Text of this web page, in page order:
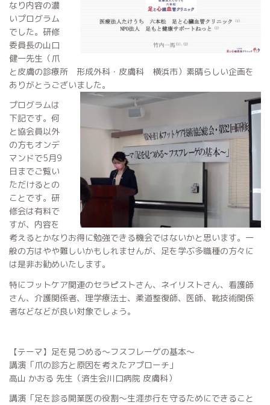
なり内容の濃
いプログラム
でした。研修
委員長の山口
健一先生（爪
と皮膚の診療所 形成外科・皮膚科 横浜市）素晴らしい企画を
ありがとうございました。
プログラムは
下記です。何
と協会員以外
の方もオンデ
マンドで5月9
日までご覧い
ただけるとの
ことです。研
修会は有料で
すが、内容を
考えるとかなりお得に勉強できる機会ではないかと思います。一
般の方はやや難しいかもしれませんが、足を学ぶ多職種の方々に
は是非お勧めいたします。
特にフットケア関連のセラピストさん、ネイリストさん、看護師
さん、介護関係者、理学療法士、柔道整復師、医師、靴技術関係
者などなどが良い対象でしょう。
【テーマ】足を見つめる～フスフレーゲの基本～
講演「爪の診方と原因を考えたアプローチ」
高山 かおる 先生（済生会川口病院 皮膚科）
講演「足を診る開業医の役割～生涯歩行を守るためにできること